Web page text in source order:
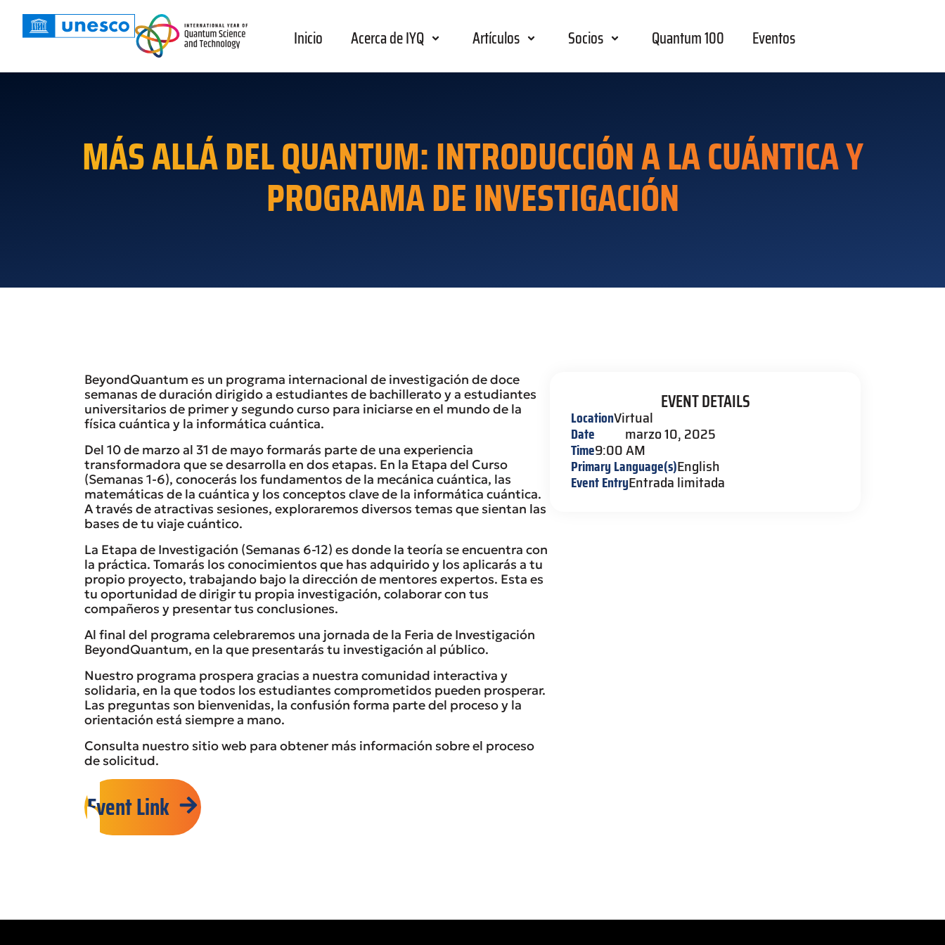
Inicio Acerca de IYQ Artículos Socios Quantum 100 Eventos
MÁS ALLÁ DEL QUANTUM: INTRODUCCIÓN A LA CUÁNTICA Y
PROGRAMA DE INVESTIGACIÓN
BeyondQuantum es un programa internacional de investigación de doce
semanas de duración dirigido a estudiantes de bachillerato y a estudiantes
universitarios de primer y segundo curso para iniciarse en el mundo de la
física cuántica y la informática cuántica.
Del 10 de marzo al 31 de mayo formarás parte de una experiencia
transformadora que se desarrolla en dos etapas. En la Etapa del Curso
(Semanas 1-6), conocerás los fundamentos de la mecánica cuántica, las
matemáticas de la cuántica y los conceptos clave de la informática cuántica.
A través de atractivas sesiones, exploraremos diversos temas que sientan las
bases de tu viaje cuántico.
La Etapa de Investigación (Semanas 6-12) es donde la teoría se encuentra con
la práctica. Tomarás los conocimientos que has adquirido y los aplicarás a tu
propio proyecto, trabajando bajo la dirección de mentores expertos. Esta es
tu oportunidad de dirigir tu propia investigación, colaborar con tus
compañeros y presentar tus conclusiones.
Al final del programa celebraremos una jornada de la Feria de Investigación
BeyondQuantum, en la que presentarás tu investigación al público.
Nuestro programa prospera gracias a nuestra comunidad interactiva y
solidaria, en la que todos los estudiantes comprometidos pueden prosperar.
Las preguntas son bienvenidas, la confusión forma parte del proceso y la
orientación está siempre a mano.
Consulta nuestro sitio web para obtener más información sobre el proceso
de solicitud.
Event Link
EVENT DETAILS
LocationVirtual
Date marzo 10, 2025
Time9:00 AM
Primary Language(s)English
Event EntryEntrada limitada